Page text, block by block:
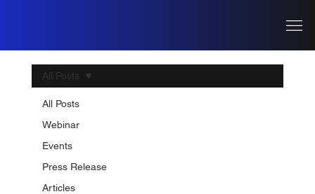
All Posts
Webinar
Events
Press Release
Articles
All Posts
Nextwave ร่วมกับ Transmit
Security เข้าร่วมงาน TB-CERT
Cybersecurity Annual